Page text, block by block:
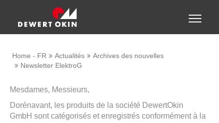
Toggle
Home - FR Actualités
Archives des nouvelles
Newsletter ElektroG
Mesdames, Messieurs,
Dorénavant, les produits de la société DewertOkin
GmbH sont catégorisés et enregistrés conformément à la